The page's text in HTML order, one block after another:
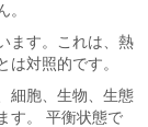
。
ます。これは、熱
対照的です。
細胞、生物、生態
す。 平衡状態で